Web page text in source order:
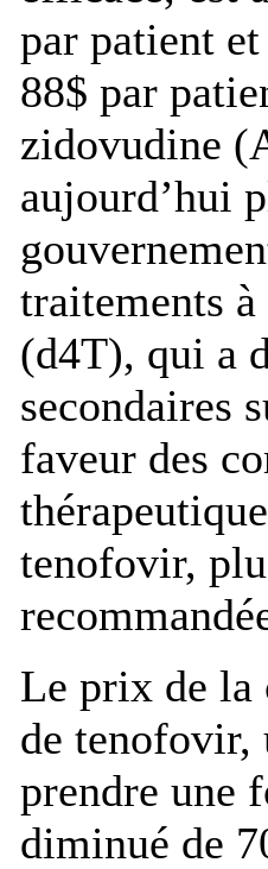
par patient
88$ par
zidovudine
aujourd’hui
traitements à
(d4T), qui a
secondaires
faveur des
tenofovir,
Le prix de la
de tenofovir,
prendre une
diminué de